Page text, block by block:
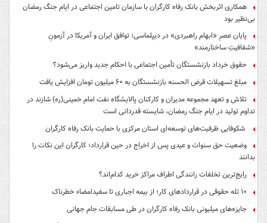
همکاری اثربخش بانک رفاه کارگران با سازمان تامین اجتماعی در ایام جنگ رمضان
بی‌نظیر بود
پایان عصرِ «ابهام راهبردی» در دیپلماسی؛ توافق ایران و آمریکا در آزمونِ
«شفافیتِ ساختارمند»
حقوق خرداد بازنشستگان تأمین اجتماعی با احکام جدید واریز می‌شود؟
مبلغ تسهیلات قرض الحسنه بازنشستگان به ۶۰ میلیون تومان افزایش یافت
تلاش و تعهد مجموعه مدیران و کارکنان پالایشگاه نفت امام خمینی(ره) شازند در
تداوم تولید در ایام جنگ رمضان، شایسته قدردانی است
شکوفایی ظرفیت‌های توسعه‌ای استان مرکزی با حمایت بانک رفاه کارگران
وضعیت حق سنوات و عیدی پس از اخراج در حین قرارداد؛ کارگران این نکات را
بدانند
رایج‌ترین تخلفات رانندگی اطراف مراکز خرید کدام‌اند؟
۱۰ تله حقوقی در قراردادهای کار؛ از بیمه اجباری تا سفیدامضاء خطرناک
جایزه‌های میلیونی بانک رفاه کارگران در طی مسابقات جام جهانی